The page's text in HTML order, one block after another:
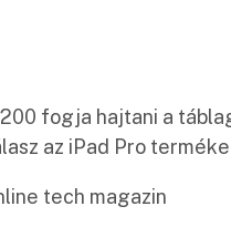
fogja hajtani a
az iPad Pro
tech magazin